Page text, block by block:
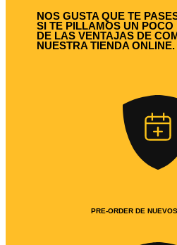
NOS GUSTA QUE TE
SI TE PILLAMOS UN POCO
DE LAS VENTAJAS DE
NUESTRA TIENDA ONLINE.
PRE-ORDER DE